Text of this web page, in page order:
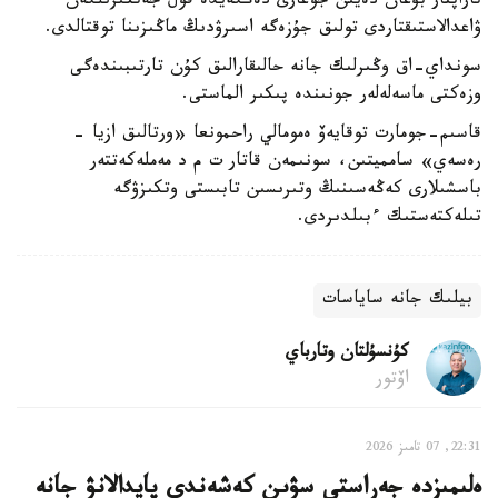
ۋاعدالاستىقتاردى تولىق جۇزەگە اسىرۋدىڭ ماڭىزىنا توقتالدى.
سونداي-اق وڭىرلىك جانە حالىقارالىق كۇن تارتىبىندەگى
وزەكتى ماسەلەلەر جونىندە پىكىر الماستى.
قاسىم-جومارت توقايەۆ ەمومالي راحمونعا «ورتالىق ازيا -
رەسەي» سامميتىن، سونىمەن قاتار ت م د مەملەكەتتەر
باسشىلارى كەڭەسىنىڭ وتىرىسىن تابىستى وتكىزۋگە
تىلەكتەستىك ءبىلدىردى.
بيلىك جانە ساياسات
كۇنسۇلتان وتارباي
اۆتور
22:31, 07 تامىز 2026